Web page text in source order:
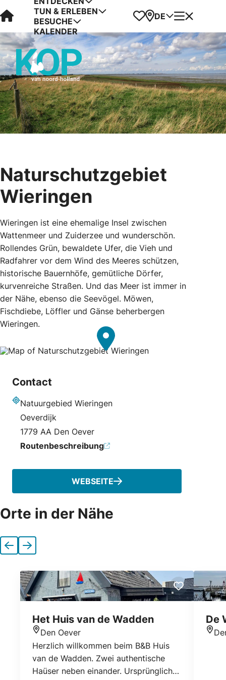
Visit Kop van Holland
TUN & ERLEBEN
BESUCHE
KALENDER
Favoriten
Karte
DE Menü
Naturschutzgebiet
Wieringen
Wieringen ist eine ehemalige Insel zwischen
Wattenmeer und Zuiderzee und wunderschön.
Rollendes Grün, bewaldete Ufer, die Vieh und
Radfahrer vor dem Wind des Meeres schützen,
historische Bauernhöfe, gemütliche Dörfer,
kurvenreiche Straßen. Und das Meer ist immer in
der Nähe, ebenso die Seevögel. Möwen,
Fischdiebe, Löffler und Gänse beherbergen
Wieringen.
Contact
Natuurgebied Wieringen
Oeverdijk
1779 AA Den Oever
Routenbeschreibung
WEBSEITE
Orte in der Nähe
VorherigeNächste
Het Huis van de Wadden
Den Oever
Herzlich willkommen beim B&B Huis
van de Wadden. Zwei authentische
Haüser neben einander. Ursprünglich
De